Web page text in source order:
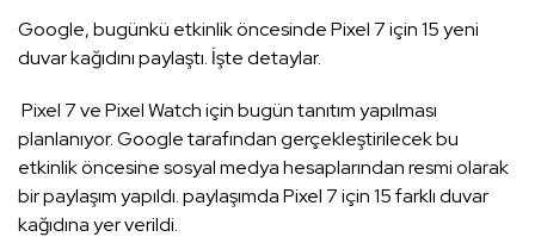
Google, bugünkü etkinlik öncesinde Pixel 7 için 15 yeni
duvar kağıdını paylaştı. İşte detaylar.
Pixel 7 ve Pixel Watch için bugün tanıtım yapılması
planlanıyor. Google tarafından gerçekleştirilecek bu
etkinlik öncesine sosyal medya hesaplarından resmi olarak
bir paylaşım yapıldı. paylaşımda Pixel 7 için 15 farklı duvar
kağıdına yer verildi.